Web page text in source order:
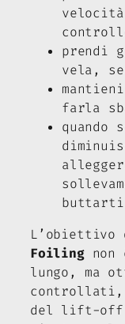
prendi
vela,
farla
quando
Foilingnon
lungo, ma
controllati,
del lift-off